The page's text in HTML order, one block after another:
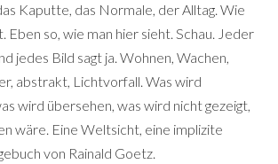
Kaputte, das Normale, der Alltag. Wie
Eben so, wie man hier sieht. Schau. Jeder
jedes Bild sagt ja. Wohnen, Wachen,
abstrakt, Lichtvorfall. Was wird
wird übersehen, was wird nicht gezeigt,
wäre. Eine Weltsicht, eine implizite
von Rainald Goetz.